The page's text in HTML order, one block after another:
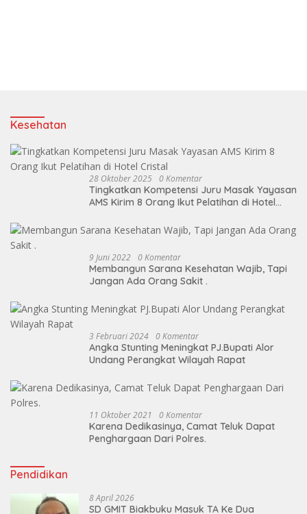
Kesehatan
28 Oktober 2025 0 Komentar
Tingkatkan Kompetensi Juru Masak Yayasan
AMS Kirim 8 Orang Ikut Pelatihan di Hotel
9 Juni 2022 0 Komentar
Membangun Sarana Kesehatan Wajib, Tapi
Jangan Ada Orang Sakit .
3 Februari 2024 0 Komentar
Angka Stunting Meningkat PJ.Bupati Alor
Undang Perangkat Wilayah Rapat
11 Oktober 2021 0 Komentar
Karena Dedikasinya, Camat Teluk Dapat
Penghargaan Dari Polres.
Pendidikan
8 April 2026
SD GMIT Biakbuku Masuk TA Ke Dua